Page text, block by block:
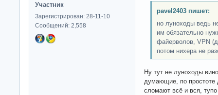
Участник
Зарегистрирован: 28-11-10
Сообщений: 2,558
pavel2403 пишет:
но луноходы ведь
им обязательно
файерволов, VPN
потом нихера не
Ну тут не луноходы
думающие, по простоте
сломают всё и вся,